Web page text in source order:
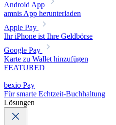
Android App
amnis App herunterladen
Apple Pay
Ihr iPhone ist Ihre Geldbörse
Google Pay
Karte zu Wallet hinzufügen
FEATURED
bexio Pay
Für smarte Echtzeit-Buchhaltung
Lösungen